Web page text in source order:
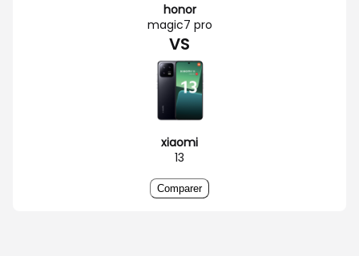
honor
magic7 pro
VS
xiaomi
13
Comparer